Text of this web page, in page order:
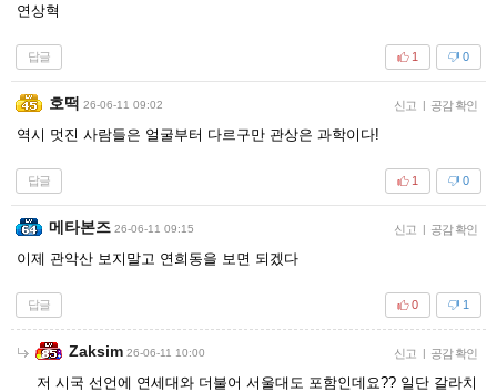
연상혁
답글 0
1
호떡 26-06-11 09:02 신고 | 공감 확인
역시 멋진 사람들은 얼굴부터 다르구만 관상은 과학이다!
답글 0
1
메타본즈 26-06-11 09:15 신고 | 공감 확인
이제 관악산 보지말고 연희동을 보면 되겠다
답글 1
0
Zaksim 26-06-11 10:00 신고 | 공감 확인
저 시국 선언에 연세대와 더불어 서울대도 포함인데요?? 일단 갈라치